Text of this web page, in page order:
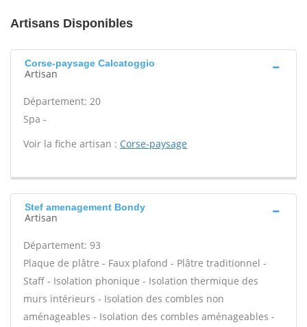
Artisans Disponibles
Corse-paysage Calcatoggio
Artisan
Département: 20
Spa -
Voir la fiche artisan : Corse-paysage
Stef amenagement Bondy
Artisan
Département: 93
Plaque de plâtre - Faux plafond - Plâtre traditionnel -
Staff - Isolation phonique - Isolation thermique des
murs intérieurs - Isolation des combles non
aménageables - Isolation des combles aménageables -